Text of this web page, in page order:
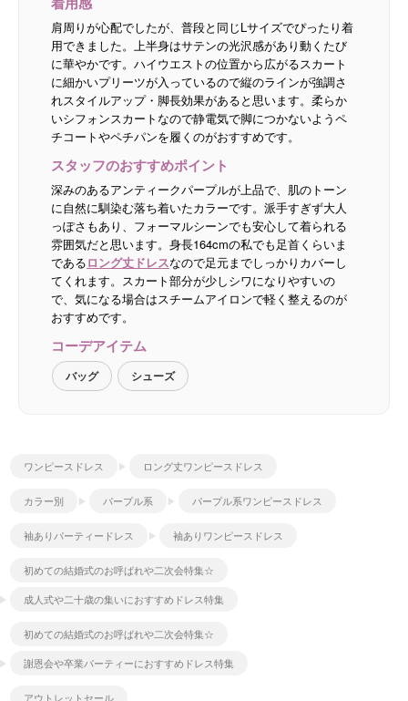
肩周りが心配でしたが、普段と同じLサイズでぴったり着
用できました。上半身はサテンの光沢感があり動くたび
に華やかです。ハイウエストの位置から広がるスカート
に細かいプリーツが入っているので縦のラインが強調さ
れスタイルアップ・脚長効果があると思います。柔らか
いシフォンスカートなので静電気で脚につかないようペ
チコートやペチパンを履くのがおすすめです。
スタッフのおすすめポイント
深みのあるアンティークパープルが上品で、肌のトーン
に自然に馴染む落ち着いたカラーです。派手すぎず大人
っぽさもあり、フォーマルシーンでも安心して着られる
雰囲気だと思います。身長164cmの私でも足首くらいま
であるロング丈ドレスなので足元までしっかりカバーし
てくれます。スカート部分が少しシワになりやすいの
で、気になる場合はスチームアイロンで軽く整えるのが
おすすめです。
コーデアイテム
バッグ シューズ
ワンピースドレス ロング丈ワンピースドレス
カラー別 パープル系 パープル系ワンピースドレス
袖ありパーティードレス 袖ありワンピースドレス
初めての結婚式のお呼ばれや二次会特集☆
成人式や二十歳の集いにおすすめドレス特集
初めての結婚式のお呼ばれや二次会特集☆
謝恩会や卒業パーティーにおすすめドレス特集
アウトレットセール